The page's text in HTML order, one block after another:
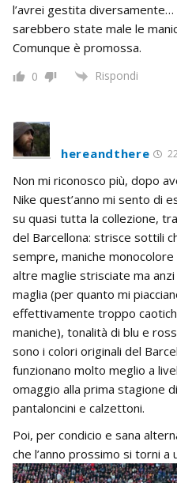
l’avrei gestita
sarebbero state male le
Comunque è promossa.
0 Rispondi
hereandthere
Non mi riconosco più, dopo
Nike quest’anno mi sento di
su quasi tutta la collezione,
del Barcellona: strisce sottili
sempre, maniche
altre maglie strisciate ma
maglia (per quanto mi
effettivamente troppo
maniche), tonalità di blu e
sono i colori originali del
funzionano molto meglio a
omaggio alla prima stagione
pantaloncini e calzettoni.
Poi, per condicio e sana
che l’anno prossimo si torni a